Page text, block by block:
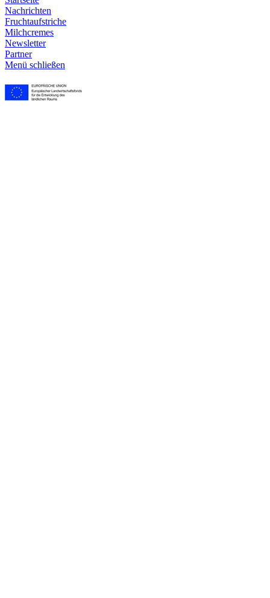
Nachrichten
Frucht­aufstriche
Milchcremes
Newsletter
Partner
Menü schließen